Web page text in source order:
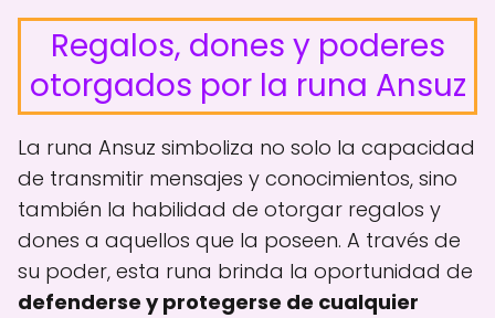
Regalos, dones y poderes
otorgados por la runa Ansuz
La runa Ansuz simboliza no solo la capacidad
de transmitir mensajes y conocimientos, sino
también la habilidad de otorgar regalos y
dones a aquellos que la poseen. A través de
su poder, esta runa brinda la oportunidad de
defenderse y protegerse de cualquier